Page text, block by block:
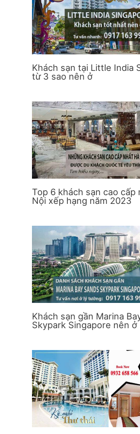
Khách sạn tại Little India
từ 3 sao nên ở
Top 6 khách sạn cao cấp
Nội xếp hạng năm 2023
Khách sạn gần Marina
Skypark Singapore nên ở